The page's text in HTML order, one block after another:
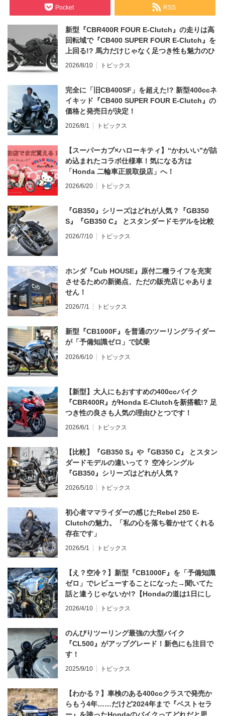
Pocket RSS
新型『CBR400R FOUR E-Clutch』の走りは高
回転域で『CB400 SUPER FOUR E-Clutch』を
上回る!? 馬力だけじゃなく足つき性も魅力のひ
とつ！
2026/8/10 トピックス
完全に「旧CB400SF」を超えた!? 新型400ccネ
イキッド『CB400 SUPER FOUR E-Clutch』の
価格と発売日が決定！
2026/8/1 トピックス
【スーパーカブ×ハローキティ】“かわいい”が詰
め込まれたコラボ仕様車！気になる方は
「Honda 二輪車正規取扱店」へ！
2026/6/20 トピックス
『GB350』シリーズはどれが人気？『GB350
S』『GB350 C』 とスタンダードモデルを比較
2026/7/10 トピックス
ホンダ『Cub HOUSE』原付二種ライフを充実
させるための新拠点、ただの販売店じゃありま
せん！
2026/7/1 トピックス
新型『CB1000F』を普通のツーリングライダー
が「予備知識ゼロ」で試乗
2026/6/10 トピックス
【新型】大人にもおすすめの400ccバイク
『CBR400R』がHonda E-Clutchを新搭載!? 足
つき性の良さも人気の理由ひとつです！
2026/6/1 トピックス
【比較】『GB350 S』や『GB350 C』 とスタン
ダードモデルの違いって？ 空冷シングル
『GB350』シリーズはどれが人気？
2026/5/10 トピックス
初心者ママライダーの感じたRebel 250 E-
Clutchの魅力。「私の心を落ち着かせてくれる
存在です」
2026/5/1 トピックス
【え？空冷？】新型『CB1000F』を「予備知識
ゼロ」でレビューすることになった→聞いてた
話と違うじゃないか!?【Hondaの道は1日にし
てならず／CB1000F ①第一印象 編】
2026/4/10 トピックス
のんびりツーリング最強の大型バイク
『CL500』がアップグレード！新色にも注目で
す！
2025/9/10 トピックス
【わかる？】車検のある400ccクラスで発売か
らもう4年……だけど2024年まで『ベストセラ